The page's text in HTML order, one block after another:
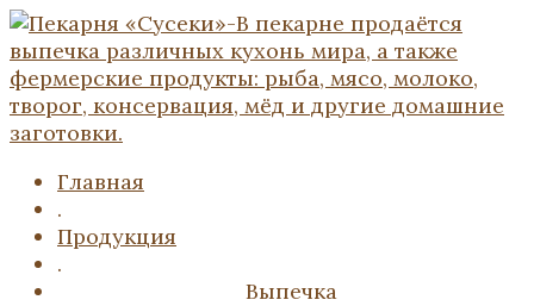
Главная
.
Продукция
.
Выпечка